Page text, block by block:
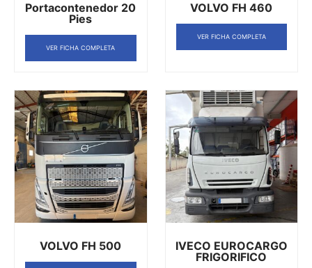
Portacontenedor 20
Pies
VER FICHA COMPLETA
VOLVO FH 460
VER FICHA COMPLETA
VOLVO FH 500
IVECO EUROCARGO
FRIGORIFICO